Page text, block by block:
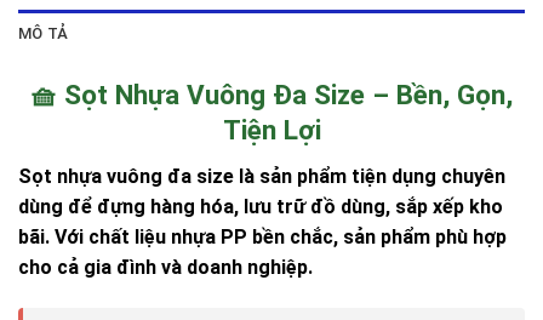
MÔ TẢ
🧺 Sọt Nhựa Vuông Đa Size – Bền, Gọn,
Tiện Lợi
Sọt nhựa vuông đa size là sản phẩm tiện dụng chuyên
dùng để đựng hàng hóa, lưu trữ đồ dùng, sắp xếp kho
bãi. Với chất liệu nhựa PP bền chắc, sản phẩm phù hợp
cho cả gia đình và doanh nghiệp.